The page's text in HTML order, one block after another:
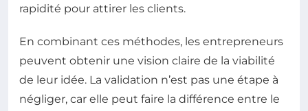
rapidité pour attirer les clients.
En combinant ces méthodes, les entrepreneurs
peuvent obtenir une vision claire de la viabilité
de leur idée. La validation n’est pas une étape à
négliger, car elle peut faire la différence entre le